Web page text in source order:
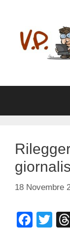
contenuto
18 Novembre
F
T